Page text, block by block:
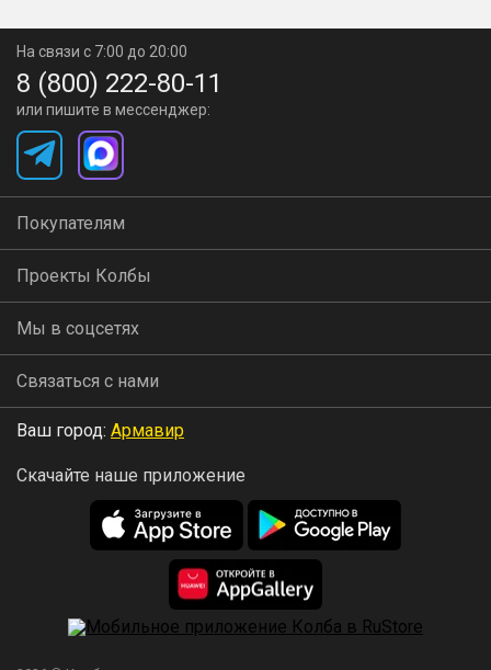
На связи с 7:00 до 20:00
8 (800) 222-80-11
или пишите в мессенджер:
Покупателям
Проекты Колбы
Мы в соцсетях
Связаться с нами
Ваш город: Армавир
Скачайте наше приложение